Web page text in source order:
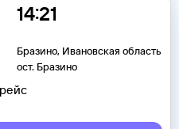
14:21
Бразино, Ивановская область
ост. Бразино